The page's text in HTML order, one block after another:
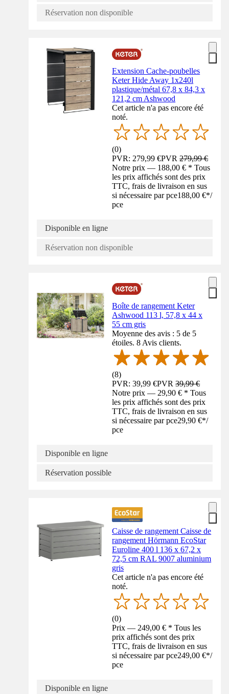
Réservation non disponible
Extension Cache-poubelles
Keter Hide Away 1x240l
plastique/métal 67,8 x 84,3 x
121,2 cm Ashwood
Cet article n'a pas encore été
noté.
(0)
PVR: 279,99 €PVR279,99 €
Notre prix — 188,00 € * Tous
les prix affichés sont des prix
TTC, frais de livraison en sus
si nécessaire par pce188,00 €*/
pce
Disponible en ligne
Réservation non disponible
Boîte de rangement Keter
Ashwood 113 l, 57,8 x 44 x
55 cm gris
Moyenne des avis : 5 de 5
étoiles. 8 Avis clients.
(8)
PVR: 39,99 €PVR39,99 €
Notre prix — 29,90 € * Tous
les prix affichés sont des prix
TTC, frais de livraison en sus
si nécessaire par pce29,90 €*/
pce
Disponible en ligne
Réservation possible
Caisse de rangement Caisse de
rangement Hörmann EcoStar
Euroline 400 l 136 x 67,2 x
72,5 cm RAL 9007 aluminium
gris
Cet article n'a pas encore été
noté.
(0)
Prix — 249,00 € * Tous les
prix affichés sont des prix
TTC, frais de livraison en sus
si nécessaire par pce249,00 €*/
pce
Disponible en ligne